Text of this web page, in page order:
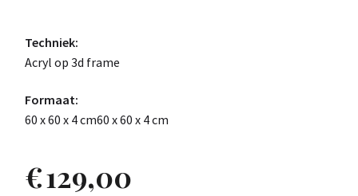
Techniek:
Acryl op 3d frame
Formaat:
60 x 60 x 4 cm60 x 60 x 4 cm
€129,00